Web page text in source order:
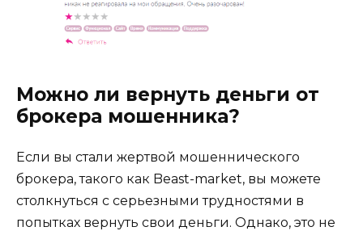
Можно ли вернуть деньги от
брокера мошенника?
Если вы стали жертвой мошеннического
брокера, такого как Beast-market, вы можете
столкнуться с серьезными трудностями в
попытках вернуть свои деньги. Однако, это не